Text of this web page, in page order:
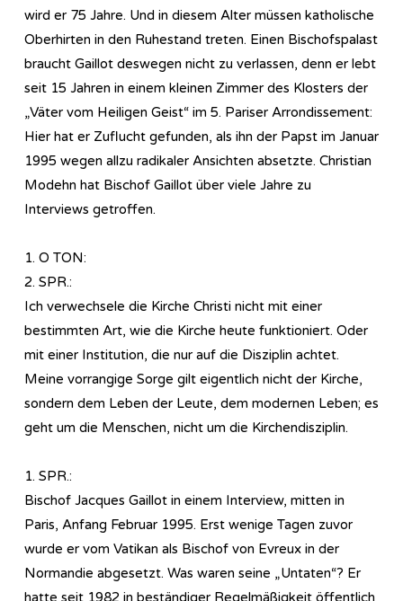
wird er 75 Jahre. Und in diesem Alter müssen katholische
Oberhirten in den Ruhestand treten. Einen Bischofspalast
braucht Gaillot deswegen nicht zu verlassen, denn er lebt
seit 15 Jahren in einem kleinen Zimmer des Klosters der
„Väter vom Heiligen Geist“ im 5. Pariser Arrondissement:
Hier hat er Zuflucht gefunden, als ihn der Papst im Januar
1995 wegen allzu radikaler Ansichten absetzte. Christian
Modehn hat Bischof Gaillot über viele Jahre zu
Interviews getroffen.
1. O TON:
2. SPR.:
Ich verwechsele die Kirche Christi nicht mit einer
bestimmten Art, wie die Kirche heute funktioniert. Oder
mit einer Institution, die nur auf die Disziplin achtet.
Meine vorrangige Sorge gilt eigentlich nicht der Kirche,
sondern dem Leben der Leute, dem modernen Leben; es
geht um die Menschen, nicht um die Kirchendisziplin.
1. SPR.:
Bischof Jacques Gaillot in einem Interview, mitten in
Paris, Anfang Februar 1995. Erst wenige Tagen zuvor
wurde er vom Vatikan als Bischof von Evreux in der
Normandie abgesetzt. Was waren seine „Untaten“? Er
hatte seit 1982 in beständiger Regelmäßigkeit öffentlich